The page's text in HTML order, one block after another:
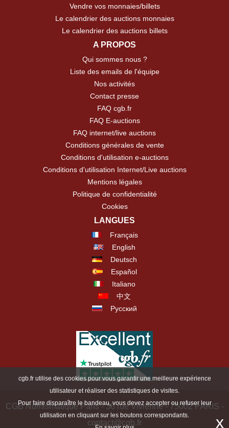
Vendre vos monnaies/billets
Le calendrier des auctions monnaies
Le calendrier des auctions billets
A PROPOS
Qui sommes nous ?
Liste des emails de l'équipe
Nos activités
Contact presse
FAQ cgb.fr
FAQ E-auctions
FAQ internet/live auctions
Conditions générales de vente
Conditions d'utilisation e-auctions
Conditions d'utilisation Internet/Live auctions
Mentions légales
Politique de confidentialité
Cookies
LANGUES
Français
English
Deutsch
Español
Italiano
中文
Русский
CGB Numismatique Paris - 36 rue Vivienne - 75002 PARIS -
contact@cgb.fr
cgb.fr utilise des cookies pour vous garantir une meilleure expérience
utilisateur et réaliser des statistiques de visites.
Pour faire disparaître le bandeau, vous devez accepter ou refuser leur
utilisation en cliquant sur les boutons correspondants.
x